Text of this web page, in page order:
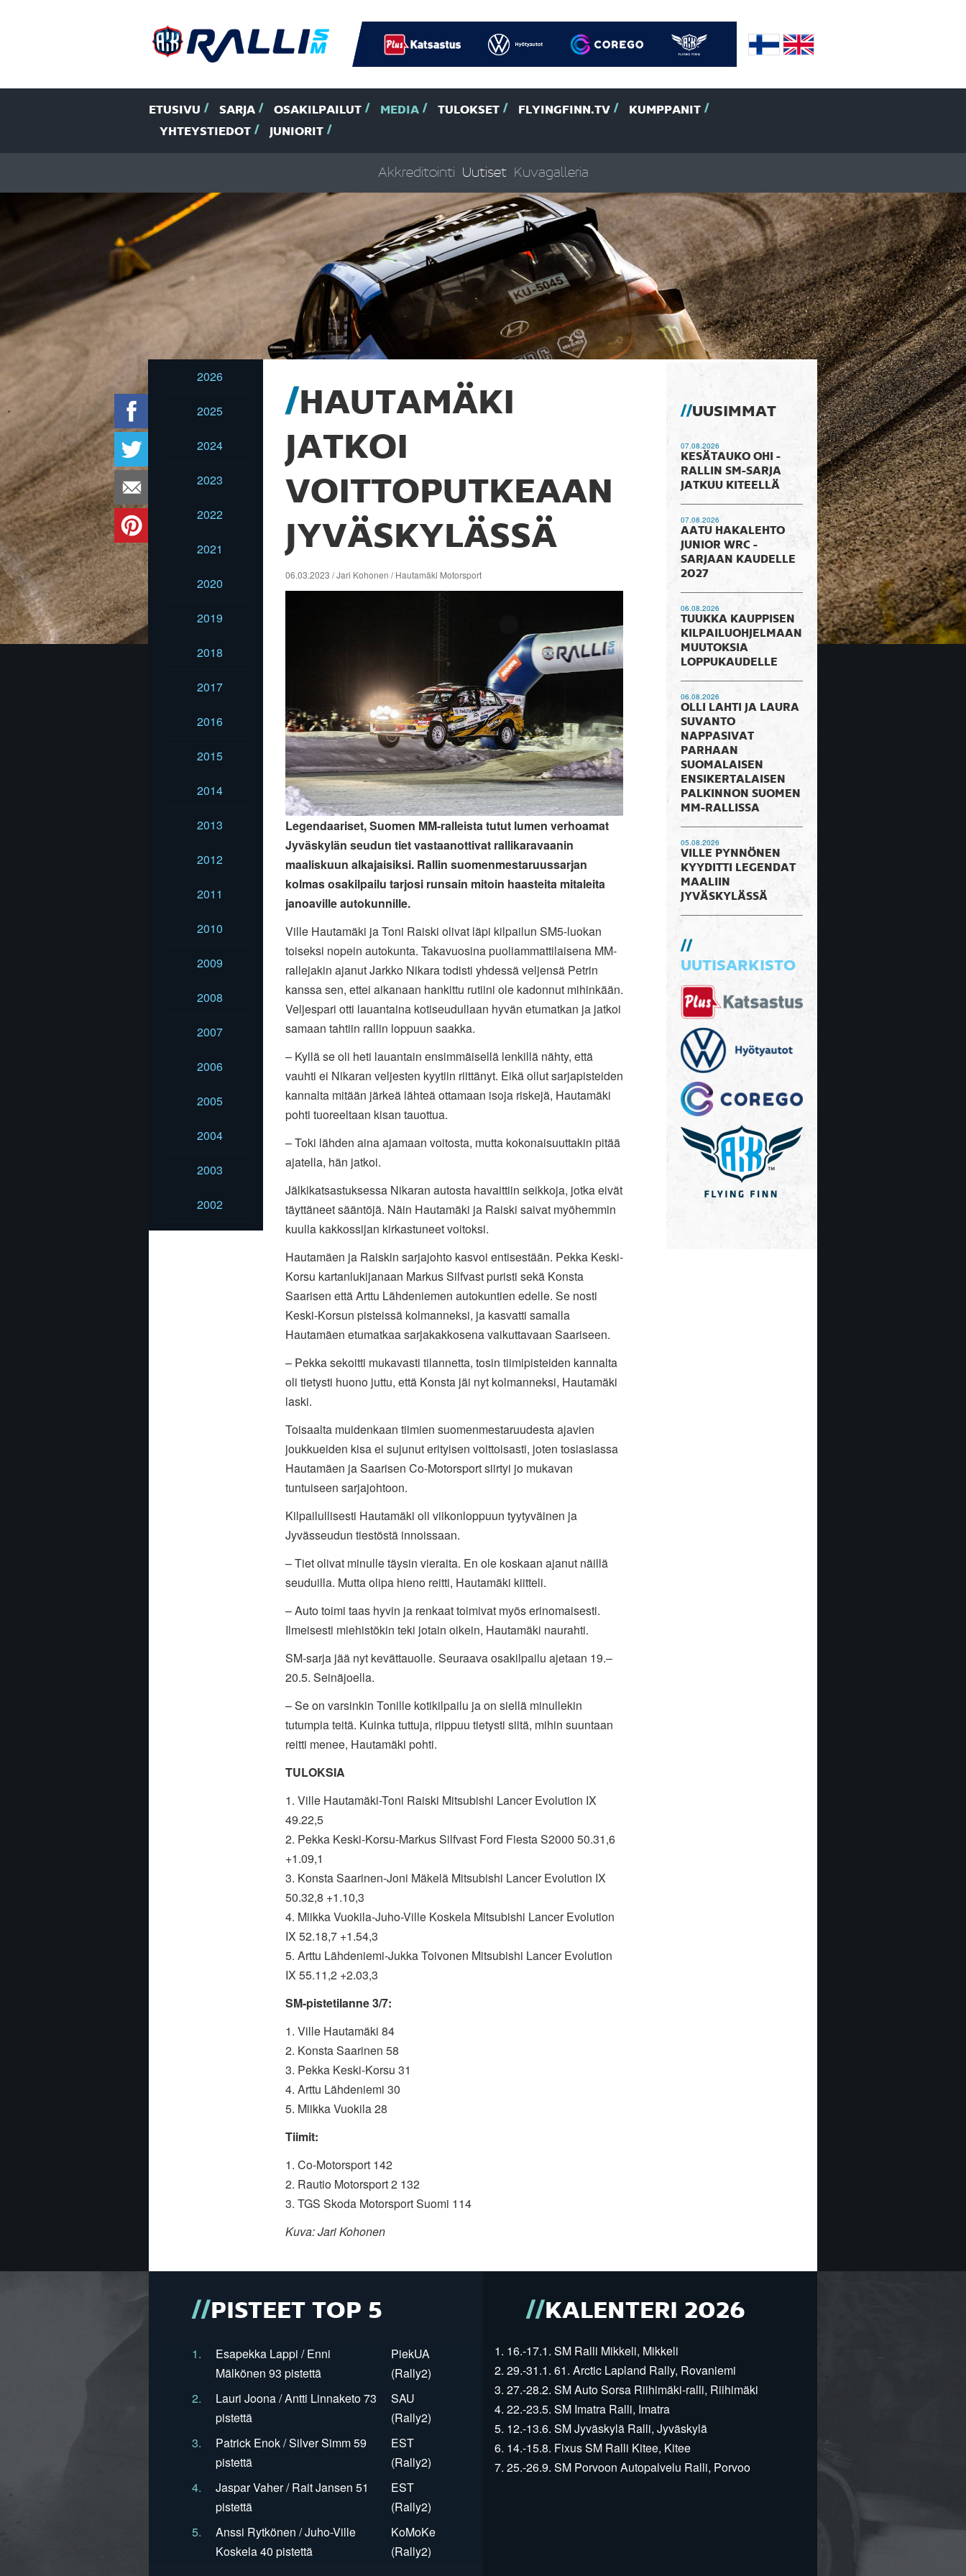
ETUSIVU SARJA OSAKILPAILUT MEDIA TULOKSET FLYINGFINN.TV
KUMPPANIT
YHTEYSTIEDOT
JUNIORIT
Akkreditointi Uutiset Kuvagalleria
2026
2025
2024
2023
2022
2021
2020
2019
2018
2017
2016
2015
2014
2013
2012
2011
2010
2009
2008
2007
2006
2005
2004
2003
2002
HAUTAMÄKI
JATKOI
VOITTOPUTKEAAN
JYVÄSKYLÄSSÄ
06.03.2023 / Jari Kohonen / Hautamäki Motorsport
Legendaariset, Suomen MM-ralleista tutut lumen verhoamat
Jyväskylän seudun tiet vastaanottivat rallikaravaanin
maaliskuun alkajaisiksi. Rallin suomenmestaruussarjan
kolmas osakilpailu tarjosi runsain mitoin haasteita mitaleita
janoaville autokunnille.
Ville Hautamäki ja Toni Raiski olivat läpi kilpailun SM5-luokan
toiseksi nopein autokunta. Takavuosina puoliammattilaisena MM-
rallejakin ajanut Jarkko Nikara todisti yhdessä veljensä Petrin
kanssa sen, ettei aikanaan hankittu rutiini ole kadonnut mihinkään.
Veljespari otti lauantaina kotiseudullaan hyvän etumatkan ja jatkoi
samaan tahtiin rallin loppuun saakka.
– Kyllä se oli heti lauantain ensimmäisellä lenkillä nähty, että
vauhti ei Nikaran veljesten kyytiin riittänyt. Eikä ollut sarjapisteiden
kannalta mitään järkeä lähteä ottamaan isoja riskejä, Hautamäki
pohti tuoreeltaan kisan tauottua.
– Toki lähden aina ajamaan voitosta, mutta kokonaisuuttakin pitää
ajatella, hän jatkoi.
Jälkikatsastuksessa Nikaran autosta havaittiin seikkoja, jotka eivät
täyttäneet sääntöjä. Näin Hautamäki ja Raiski saivat myöhemmin
kuulla kakkossijan kirkastuneet voitoksi.
Hautamäen ja Raiskin sarjajohto kasvoi entisestään. Pekka Keski-
Korsu kartanlukijanaan Markus Silfvast puristi sekä Konsta
Saarisen että Arttu Lähdeniemen autokuntien edelle. Se nosti
Keski-Korsun pisteissä kolmanneksi, ja kasvatti samalla
Hautamäen etumatkaa sarjakakkosena vaikuttavaan Saariseen.
– Pekka sekoitti mukavasti tilannetta, tosin tiimipisteiden kannalta
oli tietysti huono juttu, että Konsta jäi nyt kolmanneksi, Hautamäki
laski.
Toisaalta muidenkaan tiimien suomenmestaruudesta ajavien
joukkueiden kisa ei sujunut erityisen voittoisasti, joten tosiasiassa
Hautamäen ja Saarisen Co-Motorsport siirtyi jo mukavan
tuntuiseen sarjajohtoon.
Kilpailullisesti Hautamäki oli viikonloppuun tyytyväinen ja
Jyvässeudun tiestöstä innoissaan.
– Tiet olivat minulle täysin vieraita. En ole koskaan ajanut näillä
seuduilla. Mutta olipa hieno reitti, Hautamäki kiitteli.
– Auto toimi taas hyvin ja renkaat toimivat myös erinomaisesti.
Ilmeisesti miehistökin teki jotain oikein, Hautamäki naurahti.
SM-sarja jää nyt kevättauolle. Seuraava osakilpailu ajetaan 19.–
20.5. Seinäjoella.
– Se on varsinkin Tonille kotikilpailu ja on siellä minullekin
tutumpia teitä. Kuinka tuttuja, riippuu tietysti siitä, mihin suuntaan
reitti menee, Hautamäki pohti.
TULOKSIA
1. Ville Hautamäki-Toni Raiski Mitsubishi Lancer Evolution IX
49.22,5
2. Pekka Keski-Korsu-Markus Silfvast Ford Fiesta S2000 50.31,6
+1.09,1
3. Konsta Saarinen-Joni Mäkelä Mitsubishi Lancer Evolution IX
50.32,8 +1.10,3
4. Miikka Vuokila-Juho-Ville Koskela Mitsubishi Lancer Evolution
IX 52.18,7 +1.54,3
5. Arttu Lähdeniemi-Jukka Toivonen Mitsubishi Lancer Evolution
IX 55.11,2 +2.03,3
SM-pistetilanne 3/7:
1. Ville Hautamäki 84
2. Konsta Saarinen 58
3. Pekka Keski-Korsu 31
4. Arttu Lähdeniemi 30
5. Miikka Vuokila 28
Tiimit:
1. Co-Motorsport 142
2. Rautio Motorsport 2 132
3. TGS Skoda Motorsport Suomi 114
Kuva: Jari Kohonen
UUSIMMAT
07.08.2026
KESÄTAUKO OHI -
RALLIN SM-SARJA
JATKUU KITEELLÄ
07.08.2026
AATU HAKALEHTO
JUNIOR WRC -
SARJAAN KAUDELLE
2027
06.08.2026
TUUKKA KAUPPISEN
KILPAILUOHJELMAAN
MUUTOKSIA
LOPPUKAUDELLE
06.08.2026
OLLI LAHTI JA LAURA
SUVANTO
NAPPASIVAT
PARHAAN
SUOMALAISEN
ENSIKERTALAISEN
PALKINNON SUOMEN
MM-RALLISSA
05.08.2026
VILLE PYNNÖNEN
KYYDITTI LEGENDAT
MAALIIN
JYVÄSKYLÄSSÄ
UUTISARKISTO
PISTEET TOP 5
1.
Esapekka Lappi / Enni
Mälkönen 93 pistettä
PiekUA
(Rally2)
2.
Lauri Joona / Antti Linnaketo 73
pistettä
SAU
(Rally2)
3.
Patrick Enok / Silver Simm 59
pistettä
EST
(Rally2)
4.
Jaspar Vaher / Rait Jansen 51
pistettä
EST
(Rally2)
5.
Anssi Rytkönen / Juho-Ville
Koskela 40 pistettä
KoMoKe
(Rally2)
KALENTERI 2026
1. 16.-17.1. SM Ralli Mikkeli, Mikkeli
2. 29.-31.1. 61. Arctic Lapland Rally, Rovaniemi
3. 27.-28.2. SM Auto Sorsa Riihimäki-ralli, Riihimäki
4. 22.-23.5. SM Imatra Ralli, Imatra
5. 12.-13.6. SM Jyväskylä Ralli, Jyväskylä
6. 14.-15.8. Fixus SM Ralli Kitee, Kitee
7. 25.-26.9. SM Porvoon Autopalvelu Ralli, Porvoo